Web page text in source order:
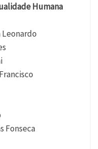
Humana
Leonardo
Fonseca